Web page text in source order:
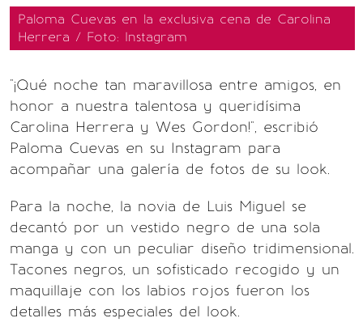
Paloma Cuevas en la exclusiva cena de Carolina
Herrera / Foto: Instagram
"¡Qué noche tan maravillosa entre amigos, en
honor a nuestra talentosa y queridísima
Carolina Herrera y Wes Gordon!", escribió
Paloma Cuevas en su Instagram para
acompañar una galería de fotos de su look.
Para la noche, la novia de Luis Miguel se
decantó por un vestido negro de una sola
manga y con un peculiar diseño tridimensional.
Tacones negros, un sofisticado recogido y un
maquillaje con los labios rojos fueron los
detalles más especiales del look.